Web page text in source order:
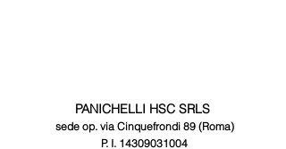
PANICHELLI HSC SRLS
sede op. via Cinquefrondi 89 (Roma)
P. I. 14309031004